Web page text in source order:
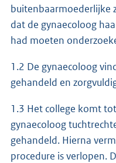
buitenbaarmoederlijke
dat de gynaecoloog
had moeten
1.2 De gynaecoloog
gehandeld en
1.3 Het college komt
gynaecoloog
gehandeld. Hierna
procedure is verlopen.